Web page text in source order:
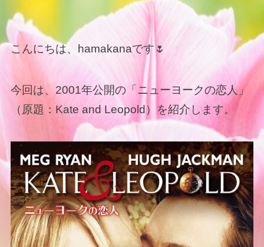
こんにちは、hamakanaです🌷
今回は、2001年公開の「ニューヨークの恋人」
（原題：Kate and Leopold）を紹介します。